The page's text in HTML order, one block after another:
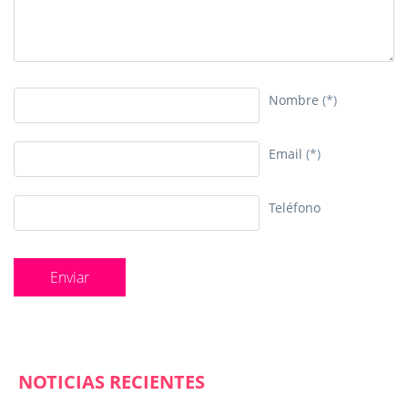
Nombre (*)
Email (*)
Teléfono
NOTICIAS RECIENTES